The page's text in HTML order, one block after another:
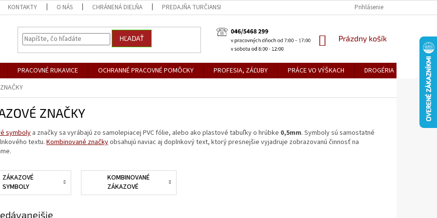
KONTAKTY O NÁS CHRÁNENÁ DIELŇA PREDAJŇA TURČIANSKE TEPLICE DOPRAVA A PLATBY
Prihlásenie
HĽADAŤ
NÁKUPNÝ
Prázdny košík
PRACOVNÉ RUKAVICE OCHRANNÉ PRACOVNÉ POMÔCKY PROFESIA, ZÁĽUBY PRÁCE VO VÝŠKACH DROGÉRIA
ZNAČKY
symbolya značky sa vyrábajú zo samolepiacej PVC fólie, alebo ako plastové tabuľky o hrúbke 0,5mm. Symboly sú samostatné
textu. Kombinované značkyobsahujú naviac aj doplnkový text, ktorý presnejšie vyjadruje zobrazovanú činnosť na
ZÁKAZOVÉ
SYMBOLY
KOMBINOVANÉ
ZÁKAZOVÉ
ZNAČKY